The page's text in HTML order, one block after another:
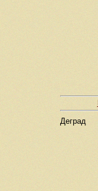
Деград